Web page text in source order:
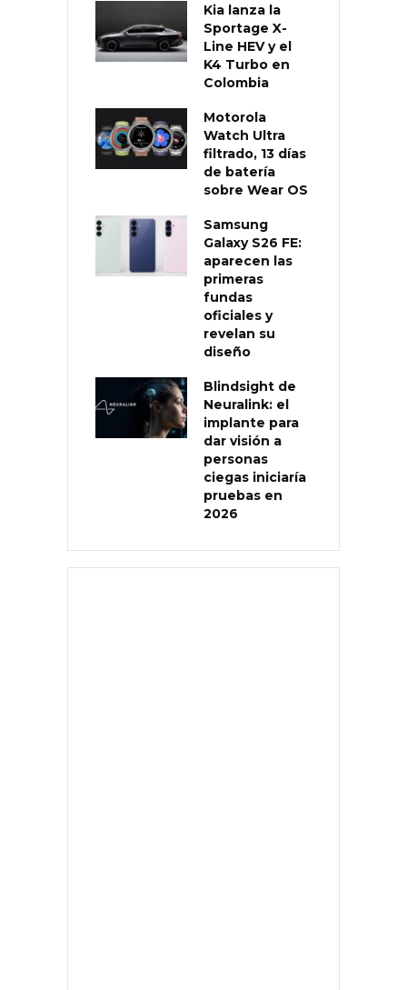
Kia lanza la
Sportage X-
Line HEV y el
K4 Turbo en
Colombia
Motorola
Watch Ultra
filtrado, 13 días
de batería
sobre Wear OS
Samsung
Galaxy S26 FE:
aparecen las
primeras
fundas
oficiales y
revelan su
diseño
Blindsight de
Neuralink: el
implante para
dar visión a
personas
ciegas iniciaría
pruebas en
2026